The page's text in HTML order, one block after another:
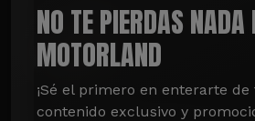
NO TE PIERDAS NADA
MOTORLAND
¡Sé el primero en enterarte de
contenido exclusivo y